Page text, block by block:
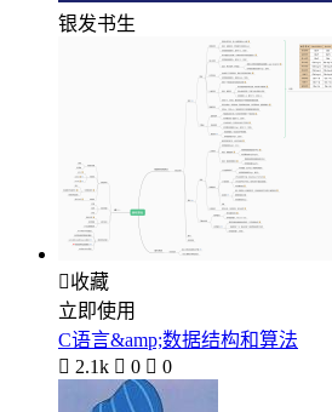
银发书生
收藏
立即使用
C语言&amp;数据结构和算法
 2.1k  0  0